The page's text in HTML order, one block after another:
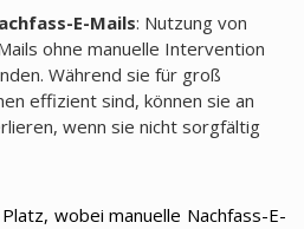
E-Mails: Nutzung von
ohne manuelle Intervention
Während sie für groß
effizient sind, können sie an
wenn sie nicht sorgfältig
wobei manuelle Nachfass-E-